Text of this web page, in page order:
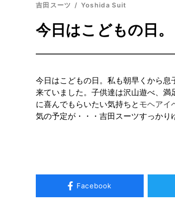
吉田スーツ Yoshida Suit
今日はこどもの日。
今日はこどもの日。私も朝早くから息
来ていました。子供達は沢山遊べ、
に喜んでもらいたい気持ちと モヘアイ
気の予定が・・・吉田スーツすっかり
Facebook